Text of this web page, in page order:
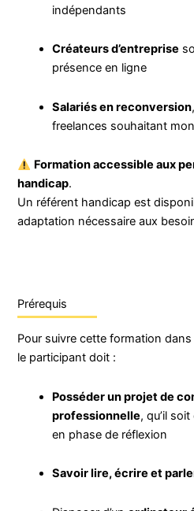
indépendants
Créateurs d’entreprise
présence en ligne
Salariés en reconversion
freelances souhaitant
Formation accessible aux
handicap.
Un référent handicap est
adaptation nécessaire aux
Prérequis
Pour suivre cette formation
le participant doit :
Posséder un projet de
professionnelle, qu’il
en phase de réflexion
Savoir lire, écrire et